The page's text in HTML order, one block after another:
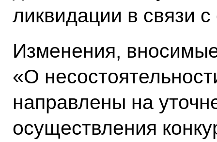
ликвидации в связи
Изменения,
«О
направлены на
осуществления